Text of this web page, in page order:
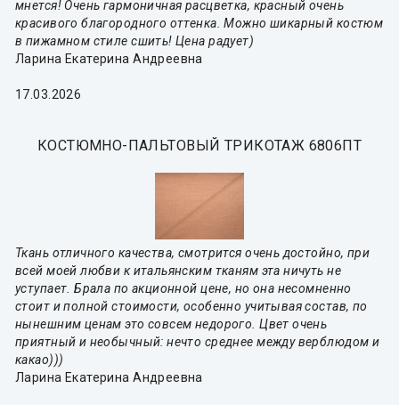
мнется! Очень гармоничная расцветка, красный очень
красивого благородного оттенка. Можно шикарный костюм
в пижамном стиле сшить! Цена радует)
Ларина Екатерина Андреевна
17.03.2026
КОСТЮМНО-ПАЛЬТОВЫЙ ТРИКОТАЖ 6806ПТ
Ткань отличного качества, смотрится очень достойно, при
всей моей любви к итальянским тканям эта ничуть не
уступает. Брала по акционной цене, но она несомненно
стоит и полной стоимости, особенно учитывая состав, по
нынешним ценам это совсем недорого. Цвет очень
приятный и необычный: нечто среднее между верблюдом и
какао)))
Ларина Екатерина Андреевна